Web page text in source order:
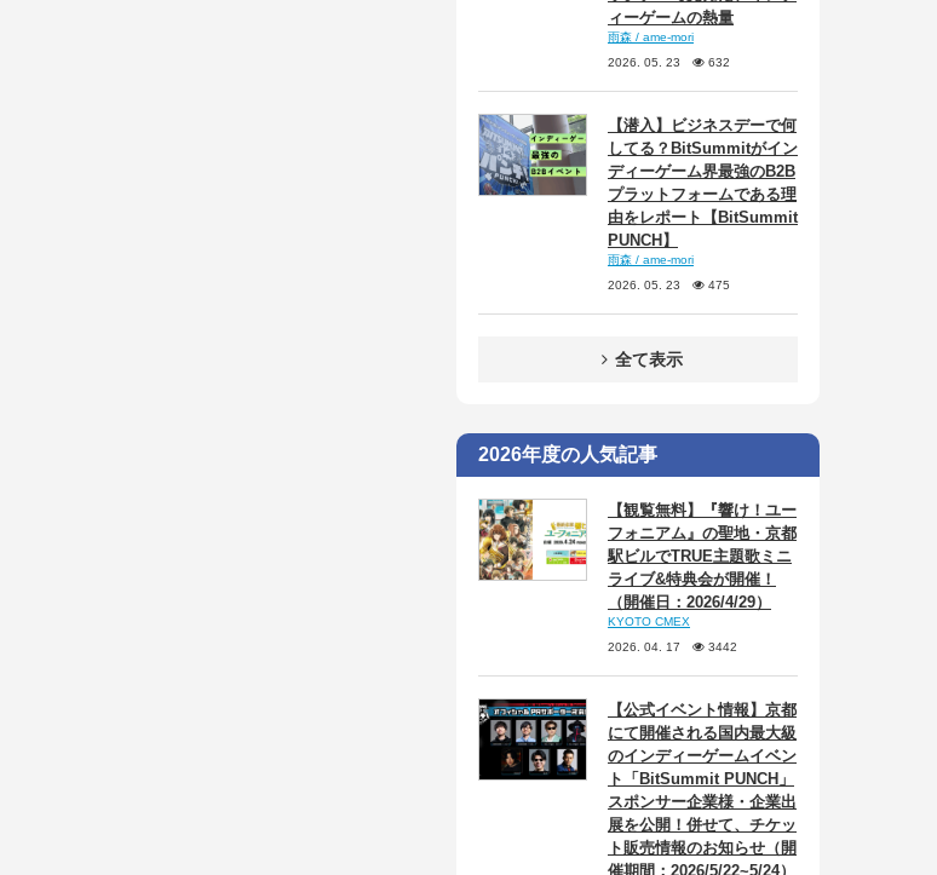
ィーゲームの熱量
雨森 / ame-mori
2026. 05. 23
632
【潜入】ビジネスデーで何
してる？BitSummitがイン
ディーゲーム界最強のB2B
プラットフォームである理
由をレポート【BitSummit
PUNCH】
雨森 / ame-mori
2026. 05. 23
475
全て表示
2026年度の人気記事
【観覧無料】『響け！ユー
フォニアム』の聖地・京都
駅ビルでTRUE主題歌ミニ
ライブ&特典会が開催！
（開催日：2026/4/29）
KYOTO CMEX
2026. 04. 17
3442
【公式イベント情報】京都
にて開催される国内最大級
のインディーゲームイベン
ト「BitSummit PUNCH」
スポンサー企業様・企業出
展を公開！併せて、チケッ
ト販売情報のお知らせ（開
催期間：2026/5/22~5/24）